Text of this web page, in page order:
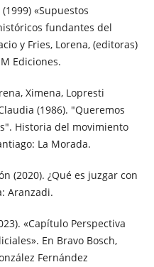
«Supuestos
fundantes del
y Fries, Lorena, (editoras)
Ediciones.
Ximena, Lopresti
(1986). "Queremos
Historia del movimiento
La Morada.
(2020). ¿Qué es juzgar con
Aranzadi.
«Capítulo Perspectiva
En Bravo Bosch,
Fernández